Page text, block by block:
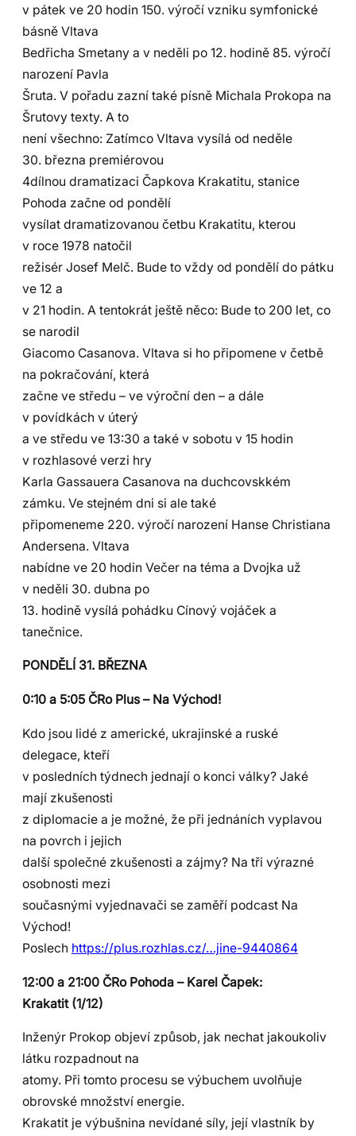
v pátek ve 20 hodin 150. výročí vzniku symfonické
básně Vltava
Bedřicha Smetany a v neděli po 12. hodině 85. výročí
narození Pavla
Šruta. V pořadu zazní také písně Michala Prokopa na
Šrutovy texty. A to
není všechno: Zatímco Vltava vysílá od neděle
30. března premiérovou
4dílnou dramatizaci Čapkova Krakatitu, stanice
Pohoda začne od pondělí
vysílat dramatizovanou četbu Krakatitu, kterou
v roce 1978 natočil
režisér Josef Melč. Bude to vždy od pondělí do pátku
ve 12 a
v 21 hodin. A tentokrát ještě něco: Bude to 200 let, co
se narodil
Giacomo Casanova. Vltava si ho připomene v četbě
na pokračování, která
začne ve středu – ve výroční den – a dále
v povídkách v úterý
a ve středu ve 13:30 a také v sobotu v 15 hodin
v rozhlasové verzi hry
Karla Gassauera Casanova na duchcovskkém
zámku. Ve stejném dni si ale také
připomeneme 220. výročí narození Hanse Christiana
Andersena. Vltava
nabídne ve 20 hodin Večer na téma a Dvojka už
v neděli 30. dubna po
13. hodině vysílá pohádku Cínový vojáček a
tanečnice.
PONDĚLÍ 31. BŘEZNA
0:10 a 5:05 ČRo Plus – Na Východ!
Kdo jsou lidé z americké, ukrajinské a ruské
delegace, kteří
v posledních týdnech jednají o konci války? Jaké
mají zkušenosti
z diplomacie a je možné, že při jednáních vyplavou
na povrch i jejich
další společné zkušenosti a zájmy? Na tři výrazné
osobnosti mezi
současnými vyjednavači se zaměří podcast Na
Východ!
Poslech https://plus.rozhlas.cz/…jine-9440864
12:00 a 21:00 ČRo Pohoda – Karel Čapek:
Krakatit (1/12)
Inženýr Prokop objeví způsob, jak nechat jakoukoliv
látku rozpadnout na
atomy. Při tomto procesu se výbuchem uvolňuje
obrovské množství energie.
Krakatit je výbušnina nevídané síly, její vlastník by